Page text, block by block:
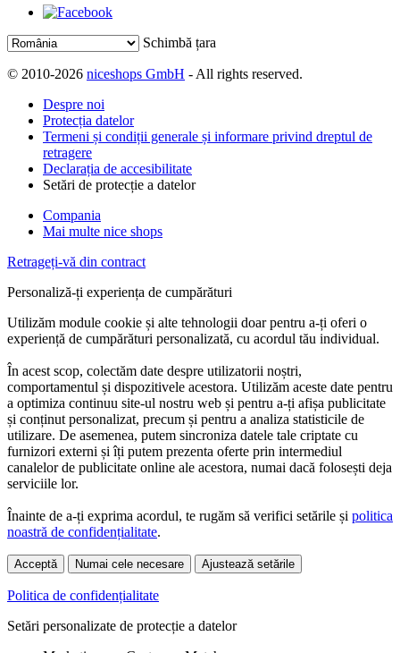
Schimbă țara
© 2010-2026 niceshops GmbH - All rights reserved.
Despre noi
Protecția datelor
Termeni și condiții generale și informare privind dreptul de
retragere
Declarația de accesibilitate
Setări de protecție a datelor
Compania
Mai multe nice shops
Retrageți-vă din contract
Personaliză-ți experiența de cumpărături
Utilizăm module cookie și alte tehnologii doar pentru a-ți oferi o
experiență de cumpărături personalizată, cu acordul tău individual.
În acest scop, colectăm date despre utilizatorii noștri,
comportamentul și dispozitivele acestora. Utilizăm aceste date pentru
a optimiza continuu site-ul nostru web și pentru a-ți afișa publicitate
și conținut personalizat, precum și pentru a analiza statisticile de
utilizare. De asemenea, putem sincroniza datele tale criptate cu
furnizori externi și îți putem prezenta oferte prin intermediul
canalelor de publicitate online ale acestora, numai dacă folosești deja
serviciile lor.
Înainte de a-ți exprima acordul, te rugăm să verifici setările și politica
noastră de confidențialitate.
Acceptă Numai cele necesare Ajustează setările
Politica de confidențialitate
Setări personalizate de protecție a datelor